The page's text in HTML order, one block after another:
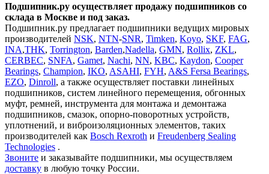
Подшипник.ру осуществляет продажу подшипников со
склада в Москве и под заказ.
Подшипник.ру предлагает подшипники ведущих мировых
производителей NSK, NTN-SNR, Timken, Koyo, SKF, FAG,
INA,THK, Torrington, Barden,Nadella, GMN, Rollix, ZKL,
CERBEC, SNFA, Gamet, Nachi, NN, KBC, Kaydon, Cooper
Bearings, Champion, IKO, ASAHI, FYH, A&S Fersa Bearings,
EZO, Dinroll, а также осуществляет поставки линейных
подшипников, систем линейного перемещения, обгонных
муфт, ремней, инструмента для монтажа и демонтажа
подшипников, смазок, опорно-поворотных устройств,
уплотнений, и виброизоляционных элементов, таких
производителей как Bosсh Rexroth и Freudenberg Sealing
Technologies .
Звоните и заказывайте подшипники, мы осуществляем
доставку в любую точку России.